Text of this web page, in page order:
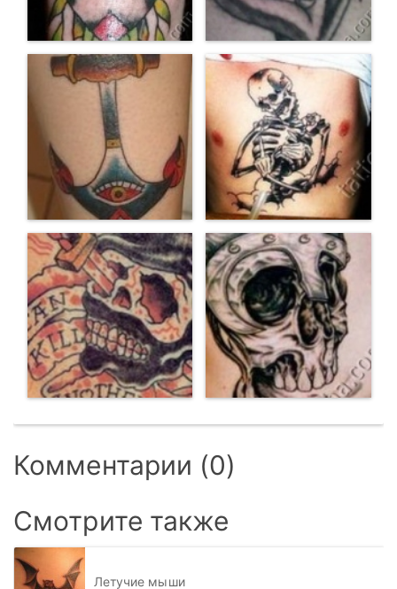
Комментарии (0)
Смотрите также
Летучие мыши